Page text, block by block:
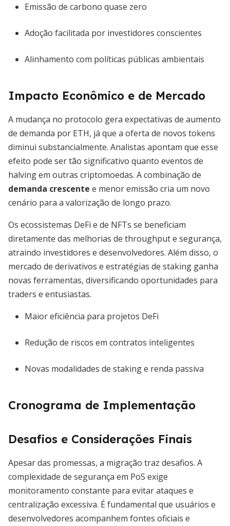
Emissão de carbono quase zero
Adoção facilitada por investidores conscientes
Alinhamento com políticas públicas ambientais
Impacto Econômico e de Mercado
A mudança no protocolo gera expectativas de aumento
de demanda por ETH, já que a oferta de novos tokens
diminui substancialmente. Analistas apontam que esse
efeito pode ser tão significativo quanto eventos de
halving em outras criptomoedas. A combinação de
demanda crescente e menor emissão cria um novo
cenário para a valorização de longo prazo.
Os ecossistemas DeFi e de NFTs se beneficiam
diretamente das melhorias de throughput e segurança,
atraindo investidores e desenvolvedores. Além disso, o
mercado de derivativos e estratégias de staking ganha
novas ferramentas, diversificando oportunidades para
traders e entusiastas.
Maior eficiência para projetos DeFi
Redução de riscos em contratos inteligentes
Novas modalidades de staking e renda passiva
Cronograma de Implementação
Desafios e Considerações Finais
Apesar das promessas, a migração traz desafios. A
complexidade de segurança em PoS exige
monitoramento constante para evitar ataques e
centralização excessiva. É fundamental que usuários e
desenvolvedores acompanhem fontes oficiais e